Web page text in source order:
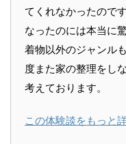
てくれなかったので
なったのには本当に
着物以外のジャンル
度また家の整理をし
考えております。
この体験談をもっと